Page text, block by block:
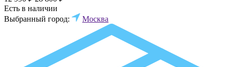
Есть в наличии
Выбранный город:
Москва